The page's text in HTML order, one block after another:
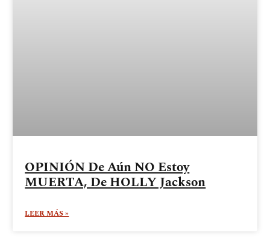
OPINIÓN De Aún NO Estoy
MUERTA, De HOLLY Jackson
LEER MÁS »